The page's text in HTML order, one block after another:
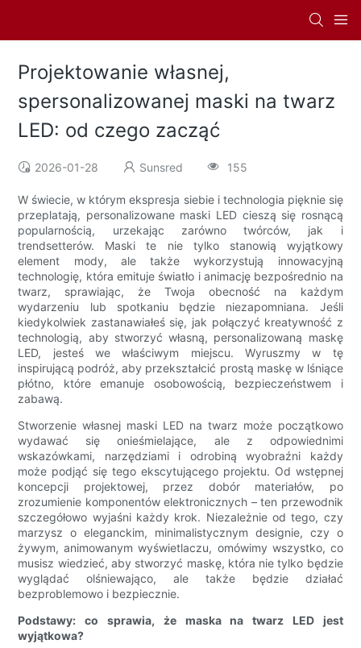
Projektowanie własnej,
spersonalizowanej maski na twarz
LED: od czego zacząć
2026-01-28 Sunsred 155
W świecie, w którym ekspresja siebie i technologia pięknie się
przeplatają, personalizowane maski LED cieszą się rosnącą
popularnością, urzekając zarówno twórców, jak i
trendsetterów. Maski te nie tylko stanowią wyjątkowy
element mody, ale także wykorzystują innowacyjną
technologię, która emituje światło i animację bezpośrednio na
twarz, sprawiając, że Twoja obecność na każdym
wydarzeniu lub spotkaniu będzie niezapomniana. Jeśli
kiedykolwiek zastanawiałeś się, jak połączyć kreatywność z
technologią, aby stworzyć własną, personalizowaną maskę
LED, jesteś we właściwym miejscu. Wyruszmy w tę
inspirującą podróż, aby przekształcić prostą maskę w lśniące
płótno, które emanuje osobowością, bezpieczeństwem i
zabawą.
Stworzenie własnej maski LED na twarz może początkowo
wydawać się onieśmielające, ale z odpowiednimi
wskazówkami, narzędziami i odrobiną wyobraźni każdy
może podjąć się tego ekscytującego projektu. Od wstępnej
koncepcji projektowej, przez dobór materiałów, po
zrozumienie komponentów elektronicznych – ten przewodnik
szczegółowo wyjaśni każdy krok. Niezależnie od tego, czy
marzysz o eleganckim, minimalistycznym designie, czy o
żywym, animowanym wyświetlaczu, omówimy wszystko, co
musisz wiedzieć, aby stworzyć maskę, która nie tylko będzie
wyglądać olśniewająco, ale także będzie działać
bezproblemowo i bezpiecznie.
Podstawy: co sprawia, że ​​maska ​​na twarz LED jest
wyjątkowa?